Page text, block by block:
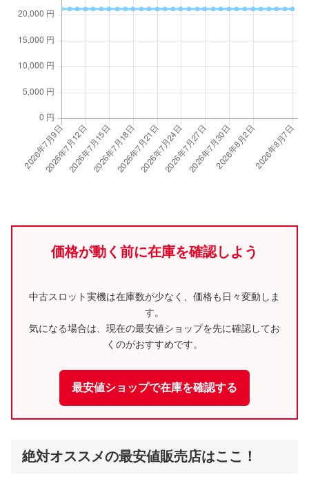
価格が動く前に在庫を確認しよう
中古スロット実機は在庫数が少なく、価格も日々変動しま
す。
気になる場合は、現在の最安値ショップを先に確認してお
くのがおすすめです。
最安値ショップで在庫を確認する
絶対オススメの最安値販売店はここ！